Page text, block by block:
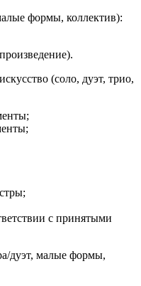
формы, коллектив):
(соло, дуэт, трио,
с принятыми
дуэт, малые формы,